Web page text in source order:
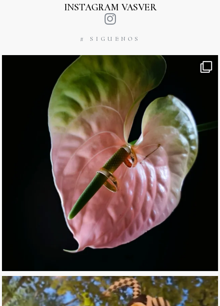
INSTAGRAM VASVER
# SIGUENOS